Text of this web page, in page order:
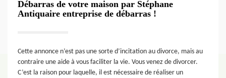
Débarras de votre maison par Stéphane
Antiquaire entreprise de débarras !
Cette annonce n’est pas une sorte d’incitation au divorce, mais au
contraire une aide à vous faciliter la vie. Vous venez de divorcer.
C’est la raison pour laquelle, il est nécessaire de réaliser un